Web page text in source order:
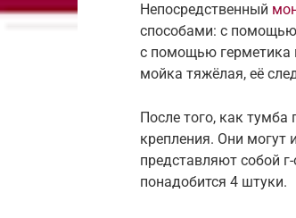
Непосредственный
способами: с
с помощью герметика
мойка тяжёлая, её
После того, как
крепления. Они могут
представляют собой
понадобится 4 штуки.